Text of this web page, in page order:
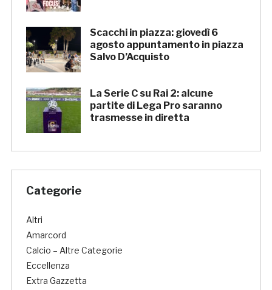
Scacchi in piazza: giovedì 6
agosto appuntamento in piazza
Salvo D’Acquisto
La Serie C su Rai 2: alcune
partite di Lega Pro saranno
trasmesse in diretta
Categorie
Altri
Amarcord
Calcio – Altre Categorie
Eccellenza
Extra Gazzetta